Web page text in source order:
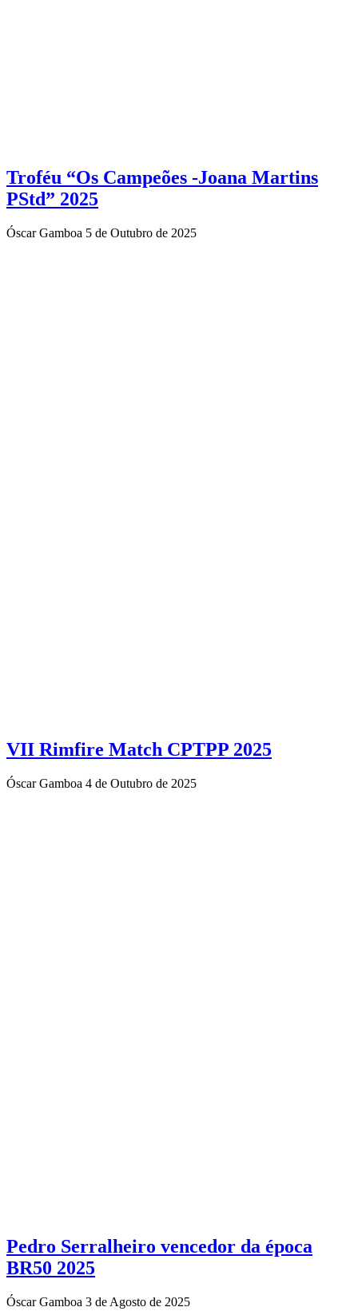
Troféu “Os Campeões -Joana Martins
PStd” 2025
Óscar Gamboa 5 de Outubro de 2025
VII Rimfire Match CPTPP 2025
Óscar Gamboa 4 de Outubro de 2025
Pedro Serralheiro vencedor da época
BR50 2025
Óscar Gamboa 3 de Agosto de 2025